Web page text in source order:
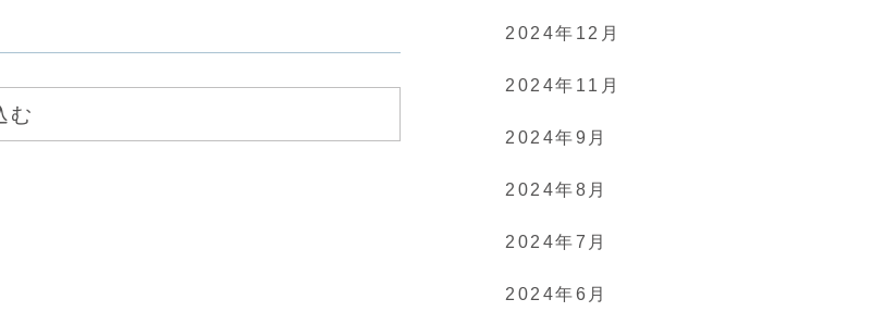
む
2024年12月
2024年11月
2024年9月
2024年8月
2024年7月
2024年6月